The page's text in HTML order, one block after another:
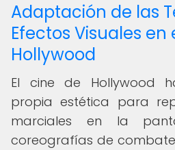
Adaptación de las
Efectos Visuales en
Hollywood
El cine de Hollywood
propia estética para
marciales en la
coreografías de